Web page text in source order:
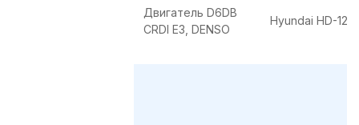
Двигатель D6DB
CRDI E3, DENSO
Hyundai HD-120